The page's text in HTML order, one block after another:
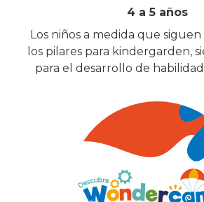
4 a 5 años
Los niños a medida que
los pilares para kindergarden,
para el desarrollo de